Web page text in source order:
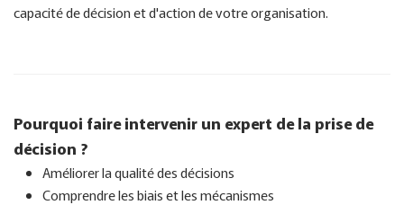
capacité de décision et d'action de votre organisation.
Pourquoi faire intervenir un expert de la prise de
décision ?
Améliorer la qualité des décisions
Comprendre les biais et les mécanismes